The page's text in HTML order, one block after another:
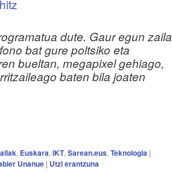
dute. Gaur egun zaila
bat gure poltsiko eta
bueltan, megapixel gehiago,
baten bila joaten
, Euskara, IKT, Sarean.eus, Teknologia |
Unanue | Utzi erantzuna